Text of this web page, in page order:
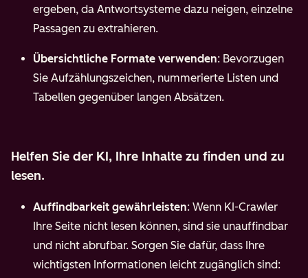
ergeben, da Antwortsysteme dazu neigen, einzelne
Passagen zu extrahieren.
Übersichtliche Formate verwenden: Bevorzugen
Sie Aufzählungszeichen, nummerierte Listen und
Tabellen gegenüber langen Absätzen.
Helfen Sie der KI, Ihre Inhalte zu finden und zu
lesen.
Auffindbarkeit gewährleisten: Wenn KI-Crawler
Ihre Seite nicht lesen können, sind sie unauffindbar
und nicht abrufbar. Sorgen Sie dafür, dass Ihre
wichtigsten Informationen leicht zugänglich sind: